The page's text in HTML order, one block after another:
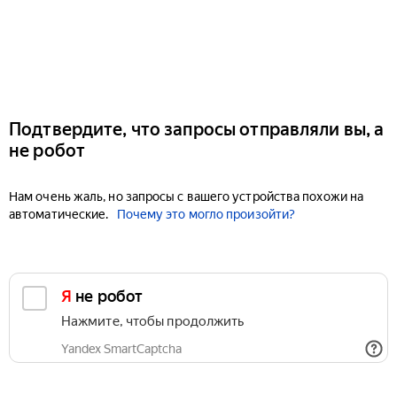
Подтвердите, что запросы отправляли вы, а
не робот
Нам очень жаль, но запросы с вашего устройства похожи на
автоматические.
Почему это могло произойти?
Я не робот
Нажмите, чтобы продолжить
Yandex SmartCaptcha